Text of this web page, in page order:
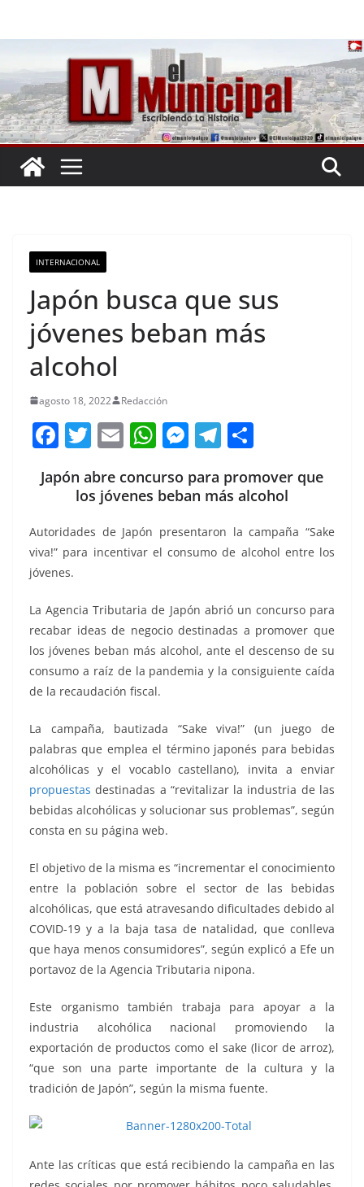
INTERNACIONAL
Japón busca que sus
jóvenes beban más
alcohol
agosto 18, 2022 Redacción
F
c
b
o
k
T
itt
er
E
ai
l
W
at
s
A
p
M
ss
e
n
g
T
e
gr
a
m
m
p
ar
tir
Japón abre concurso para promover que
los jóvenes beban más alcohol
Autoridades de Japón presentaron la campaña “Sake
viva!” para incentivar el consumo de alcohol entre los
jóvenes.
La Agencia Tributaria de Japón abrió un concurso para
recabar ideas de negocio destinadas a promover que
los jóvenes beban más alcohol, ante el descenso de su
consumo a raíz de la pandemia y la consiguiente caída
de la recaudación fiscal.
La campaña, bautizada “Sake viva!” (un juego de
palabras que emplea el término japonés para bebidas
alcohólicas y el vocablo castellano), invita a enviar
propuestas destinadas a “revitalizar la industria de las
bebidas alcohólicas y solucionar sus problemas”, según
consta en su página web.
El objetivo de la misma es “incrementar el conocimiento
entre la población sobre el sector de las bebidas
alcohólicas, que está atravesando dificultades debido al
COVID-19 y a la baja tasa de natalidad, que conlleva
que haya menos consumidores”, según explicó a Efe un
portavoz de la Agencia Tributaria nipona.
Este organismo también trabaja para apoyar a la
industria alcohólica nacional promoviendo la
exportación de productos como el sake (licor de arroz),
“que son una parte importante de la cultura y la
tradición de Japón”, según la misma fuente.
Ante las críticas que está recibiendo la campaña en las